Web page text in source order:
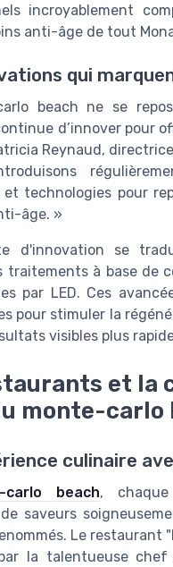
incroyablement
anti-âge de tout
qui
beach ne se
d’innover pour
Reynaud,
technologies pour
âge. »
d'innovation se
traitements à base de
par LED. Ces
pour stimuler la
visibles plus
et la
monte-carlo
culinaire
carlo beach,
saveurs
Le restaurant
la talentueuse chef